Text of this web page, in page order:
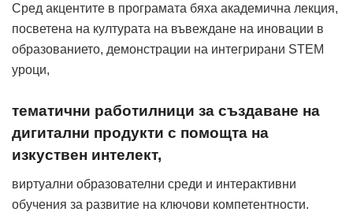
Сред акцентите в програмата бяха академична лекция,
посветена на културата на въвеждане на иновации в
образованието, демонстрации на интегрирани STEM
уроци,
тематични работилници за създаване на
дигитални продукти с помощта на
изкуствен интелект,
виртуални образователни среди и интерактивни
обучения за развитие на ключови компетентности.